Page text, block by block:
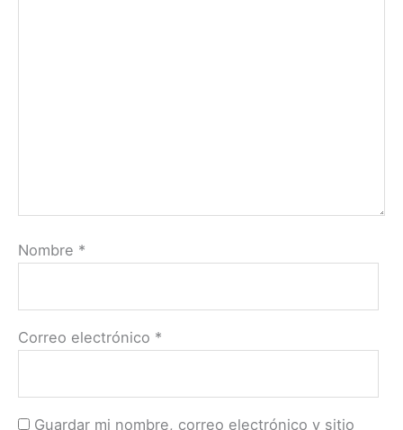
Nombre *
Correo electrónico *
Guardar mi nombre, correo electrónico y sitio